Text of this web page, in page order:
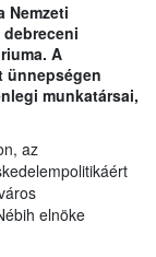
Nemzeti
A
ünnepségen
munkatársai,
az
elnöke